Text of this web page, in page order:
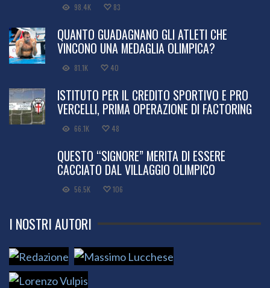
98.4K 83
QUANTO GUADAGNANO GLI ATLETI CHE
VINCONO UNA MEDAGLIA OLIMPICA?
81.1K 40
ISTITUTO PER IL CREDITO SPORTIVO E PRO
VERCELLI, PRIMA OPERAZIONE DI FACTORING
66.1K 48
QUESTO “SIGNORE” MERITA DI ESSERE
CACCIATO DAL VILLAGGIO OLIMPICO
56.5K 106
I NOSTRI AUTORI